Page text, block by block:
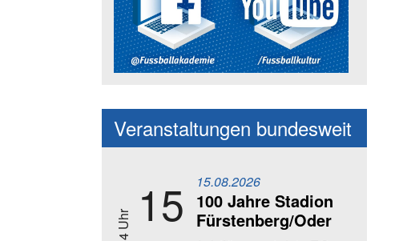
Social Media Kanäle der
Veranstaltungen bundesweit
14 Uhr 15 15.08.2026
100 Jahre Stadion
Fürstenberg/Oder